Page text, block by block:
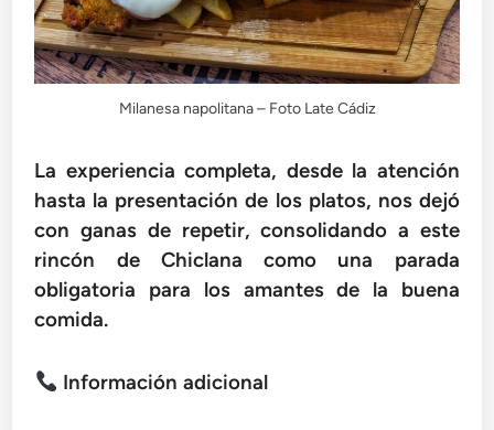
Milanesa napolitana – Foto Late Cádiz
La experiencia completa, desde la atención
hasta la presentación de los platos, nos dejó
con ganas de repetir, consolidando a este
rincón de Chiclana como una parada
obligatoria para los amantes de la buena
comida.
Información adicional